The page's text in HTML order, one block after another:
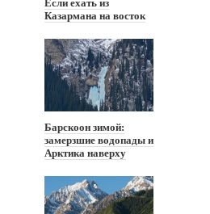
Если ехать из
Казармана на восток
Барскоон зимой:
замерзшие водопады и
Арктика наверху